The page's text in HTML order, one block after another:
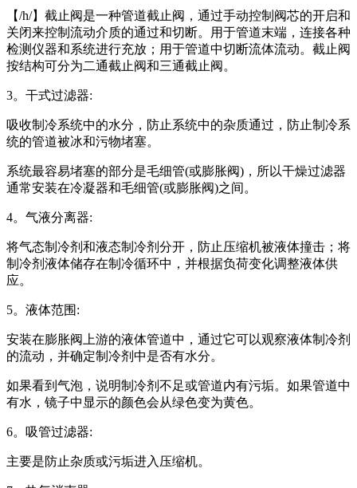
【/h/】截止阀是一种管道截止阀，通过手动控制阀芯的开启和
关闭来控制流动介质的通过和切断。用于管道末端，连接各种
检测仪器和系统进行充放；用于管道中切断流体流动。截止阀
按结构可分为二通截止阀和三通截止阀。
3。干式过滤器:
吸收制冷系统中的水分，防止系统中的杂质通过，防止制冷系
统的管道被冰和污物堵塞。
系统最容易堵塞的部分是毛细管(或膨胀阀)，所以干燥过滤器
通常安装在冷凝器和毛细管(或膨胀阀)之间。
4。气液分离器:
将气态制冷剂和液态制冷剂分开，防止压缩机被液体撞击；将
制冷剂液体储存在制冷循环中，并根据负荷变化调整液体供
应。
5。液体范围:
安装在膨胀阀上游的液体管道中，通过它可以观察液体制冷剂
的流动，并确定制冷剂中是否有水分。
如果看到气泡，说明制冷剂不足或管道内有污垢。如果管道中
有水，镜子中显示的颜色会从绿色变为黄色。
6。吸管过滤器:
主要是防止杂质或污垢进入压缩机。